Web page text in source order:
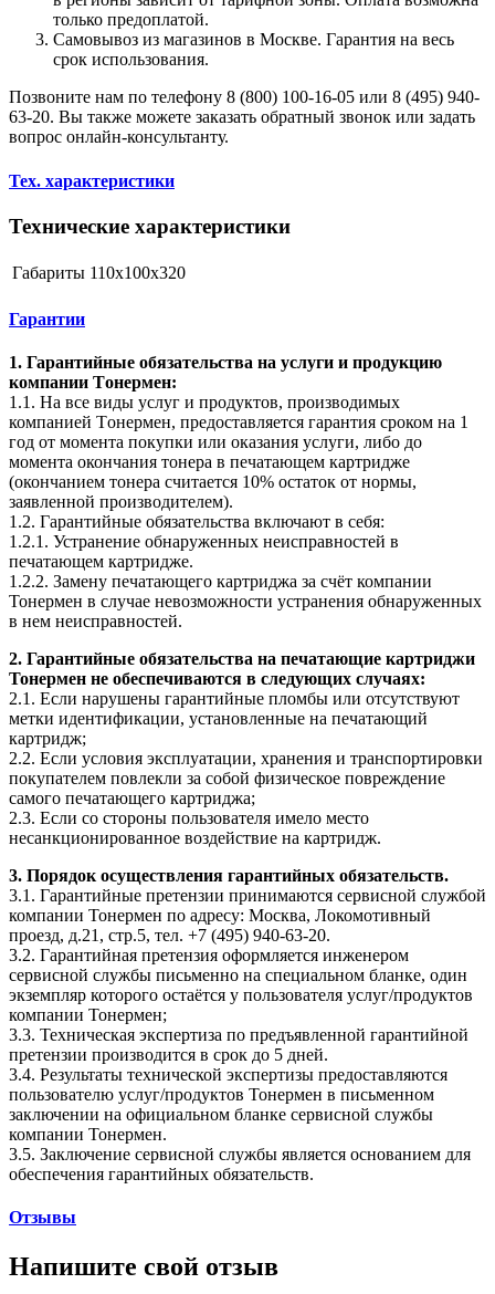
только предоплатой.
Самовывоз из магазинов в Москве. Гарантия на весь
срок использования.
Позвоните нам по телефону 8 (800) 100-16-05 или 8 (495) 940-
63-20. Вы также можете заказать обратный звонок или задать
вопрос онлайн-консультанту.
Тех. характеристики
Технические характеристики
Габариты 110x100x320
Гарантии
1. Гарантийные обязательства на услуги и продукцию
компании Tонермен:
1.1. На все виды услуг и продуктов, производимых
компанией Tонермен, предоставляется гарантия сроком на 1
год от момента покупки или оказания услуги, либо до
момента окончания тонера в печатающем картридже
(окончанием тонера считается 10% остаток от нормы,
заявленной производителем).
1.2. Гарантийные обязательства включают в себя:
1.2.1. Устранение обнаруженных неисправностей в
печатающем картридже.
1.2.2. Замену печатающего картриджа за счёт компании
Тонермен в случае невозможности устранения обнаруженных
в нем неисправностей.
2. Гарантийные обязательства на печатающие картриджи
Тонермен не обеспечиваются в следующих случаях:
2.1. Если нарушены гарантийные пломбы или отсутствуют
метки идентификации, установленные на печатающий
картридж;
2.2. Если условия эксплуатации, хранения и транспортировки
покупателем повлекли за собой физическое повреждение
самого печатающего картриджа;
2.3. Если со стороны пользователя имело место
несанкционированное воздействие на картридж.
3. Порядок осуществления гарантийных обязательств.
3.1. Гарантийные претензии принимаются сервисной службой
компании Тонермен по адресу: Москва, Локомотивный
проезд, д.21, стр.5, тел. +7 (495) 940-63-20.
3.2. Гарантийная претензия оформляется инженером
сервисной службы письменно на специальном бланке, один
экземпляр которого остаётся у пользователя услуг/продуктов
компании Тонермен;
3.3. Техническая экспертиза по предъявленной гарантийной
претензии производится в срок до 5 дней.
3.4. Результаты технической экспертизы предоставляются
пользователю услуг/продуктов Тонермен в письменном
заключении на официальном бланке сервисной службы
компании Тонермен.
3.5. Заключение сервисной службы является основанием для
обеспечения гарантийных обязательств.
Отзывы
Напишите свой отзыв